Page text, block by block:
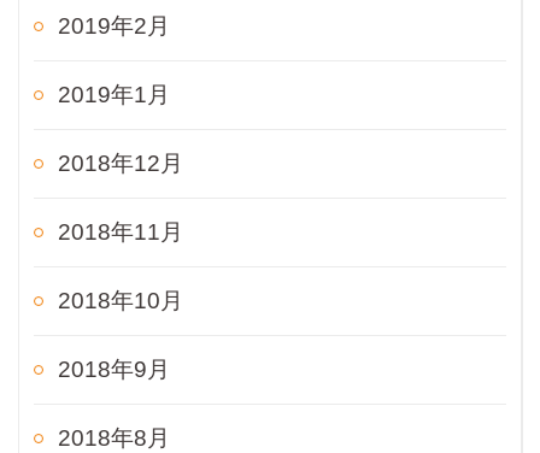
2019年2月
2019年1月
2018年12月
2018年11月
2018年10月
2018年9月
2018年8月